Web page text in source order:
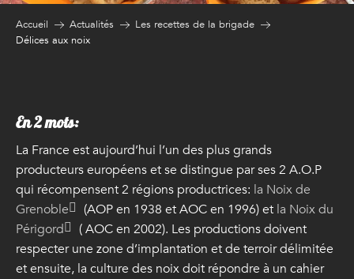
Accueil Actualités
Les recettes de la brigade
Délices aux noix
En 2 mots:
La France est aujourd’hui l’un des plus grands
producteurs européens et se distingue par ses 2 A.O.P
qui récompensent 2 régions productrices: la Noix de
Grenoble
(AOP en 1938 et AOC en 1996) et la Noix du
Périgord
( AOC en 2002). Les productions doivent
respecter une zone d’implantation et de terroir délimitée
et ensuite, la culture des noix doit répondre à un cahier